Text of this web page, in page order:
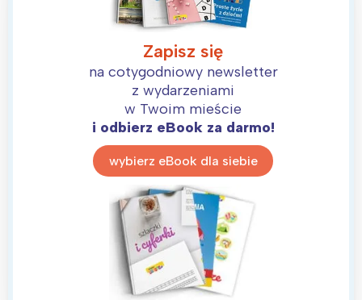
Zapisz się
na cotygodniowy newsletter
z wydarzeniami
w Twoim mieście
i odbierz eBook za darmo!
wybierz eBook dla siebie
Wybieram